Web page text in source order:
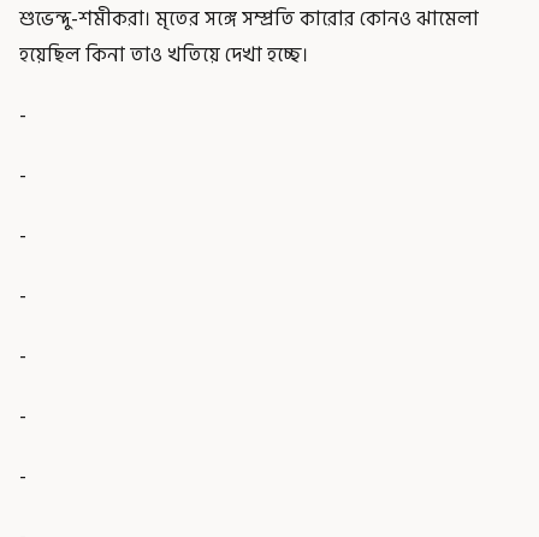
শুভেন্দু-শমীকরা। মৃতের সঙ্গে সম্প্রতি কারোর কোনও ঝামেলা
হয়েছিল কিনা তাও খতিয়ে দেখা হচ্ছে।
-
-
-
-
-
-
-